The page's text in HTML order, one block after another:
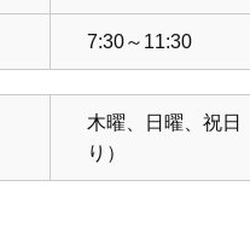
7:30～11:30
木曜、日曜、祝日
り）